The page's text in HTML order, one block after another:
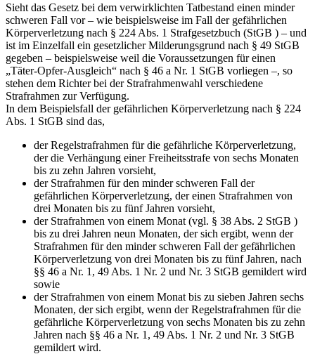
Sieht das Gesetz bei dem verwirklichten Tatbestand einen minder
schweren Fall vor – wie beispielsweise im Fall der gefährlichen
Körperverletzung nach § 224 Abs. 1 Strafgesetzbuch (StGB ) – und
ist im Einzelfall ein gesetzlicher Milderungsgrund nach § 49 StGB
gegeben – beispielsweise weil die Voraussetzungen für einen
„Täter-Opfer-Ausgleich“ nach § 46 a Nr. 1 StGB vorliegen –, so
stehen dem Richter bei der Strafrahmenwahl verschiedene
Strafrahmen zur Verfügung.
In dem Beispielsfall der gefährlichen Körperverletzung nach § 224
Abs. 1 StGB sind das,
der Regelstrafrahmen für die gefährliche Körperverletzung,
der die Verhängung einer Freiheitsstrafe von sechs Monaten
bis zu zehn Jahren vorsieht,
der Strafrahmen für den minder schweren Fall der
gefährlichen Körperverletzung, der einen Strafrahmen von
drei Monaten bis zu fünf Jahren vorsieht,
der Strafrahmen von einem Monat (vgl. § 38 Abs. 2 StGB )
bis zu drei Jahren neun Monaten, der sich ergibt, wenn der
Strafrahmen für den minder schweren Fall der gefährlichen
Körperverletzung von drei Monaten bis zu fünf Jahren, nach
§§ 46 a Nr. 1, 49 Abs. 1 Nr. 2 und Nr. 3 StGB gemildert wird
sowie
der Strafrahmen von einem Monat bis zu sieben Jahren sechs
Monaten, der sich ergibt, wenn der Regelstrafrahmen für die
gefährliche Körperverletzung von sechs Monaten bis zu zehn
Jahren nach §§ 46 a Nr. 1, 49 Abs. 1 Nr. 2 und Nr. 3 StGB
gemildert wird.